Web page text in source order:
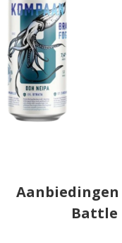
Battle